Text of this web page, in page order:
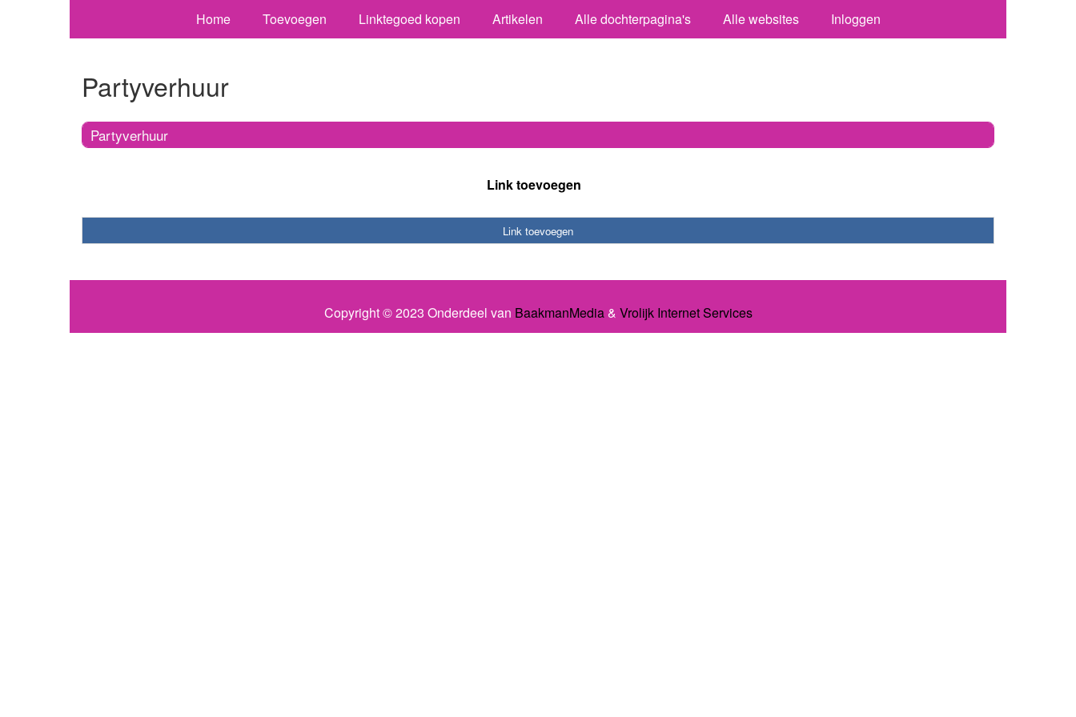
Home Toevoegen Linktegoed kopen Artikelen Alle dochterpagina's Alle websites Inloggen
Partyverhuur
Partyverhuur
Link toevoegen
Link toevoegen
Copyright © 2023 Onderdeel van BaakmanMedia& Vrolijk Internet Services